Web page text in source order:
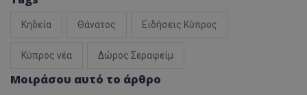
Κηδεία Θάνατος Ειδήσεις Κύπρος
Κύπρος νέα Δώρος Σεραφείμ
Μοιράσου αυτό το άρθρο